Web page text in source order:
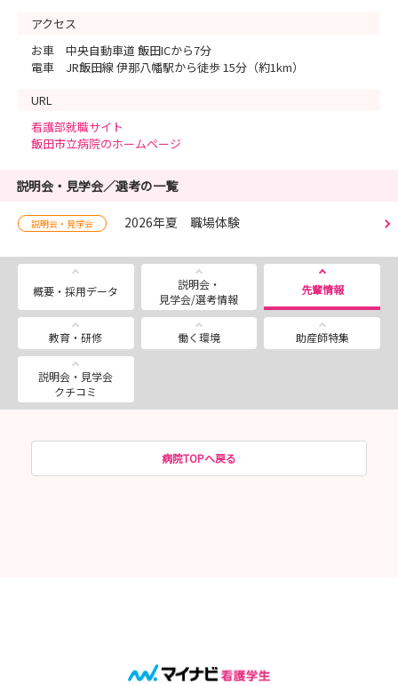
アクセス
お車 中央自動車道 飯田ICから7分
電車 JR飯田線 伊那八幡駅から徒歩 15分（約1km）
URL
看護部就職サイト
飯田市立病院のホームページ
説明会・見学会／選考の一覧
説明会・見学会 2026年夏 職場体験
概要・採用データ
説明会・
見学会/選考情報
先輩情報
教育・研修 働く環境 助産師特集
説明会・見学会
クチコミ
病院TOPへ戻る